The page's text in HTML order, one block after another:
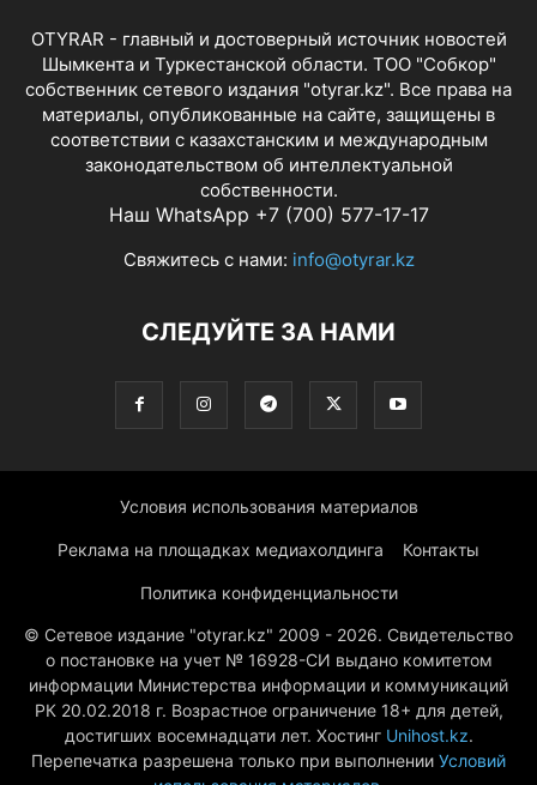
OTYRAR - главный и достоверный источник новостей
Шымкента и Туркестанской области. ТОО "Собкор"
собственник сетевого издания "otyrar.kz". Все права на
материалы, опубликованные на сайте, защищены в
соответствии с казахстанским и международным
законодательством об интеллектуальной
собственности.
Наш WhatsApp +7 (700) 577-17-17
Свяжитесь с нами: info@otyrar.kz
СЛЕДУЙТЕ ЗА НАМИ
Условия использования материалов
Реклама на площадках медиахолдинга Контакты
Политика конфиденциальности
© Сетевое издание "otyrar.kz" 2009 - 2026. Свидетельство
о постановке на учет № 16928-СИ выдано комитетом
информации Министерства информации и коммуникаций
РК 20.02.2018 г. Возрастное ограничение 18+ для детей,
достигших восемнадцати лет. Хостинг Unihost.kz.
Перепечатка разрешена только при выполнении Условий